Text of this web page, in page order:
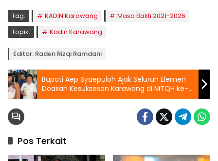
Tag: KADIN Karawang
Masa Bakti 2021-2026
Topik:
Kadin Karawang
Editor: Raden Rizqi Ramdani
Bupati Aep Syaepuloh Ajak Seluruh Elemen
Doakan Kesuksesan Karawang di MTQH ke-
39: Target Tembus Tiga Besar!
Pos Terkait